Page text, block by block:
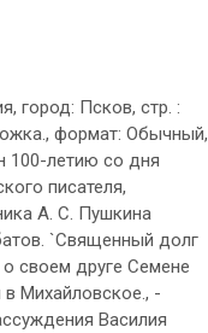
город: Псков, стр. :
формат: Обычный,
100-летию со дня
писателя,
А. С. Пушкина
`Священный долг
своем друге Семене
Михайловское., -
Василия